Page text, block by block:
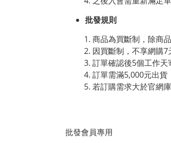
批發規則
商品為買斷制，除商
因買斷制，不享網購7
訂單確認後5個工作
訂單需滿5,000元出貨
若訂購需求大於官網
批發會員專用